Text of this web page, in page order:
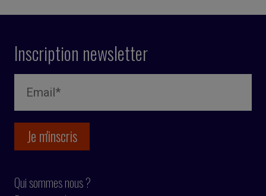
Inscription newsletter
Qui sommes nous ?